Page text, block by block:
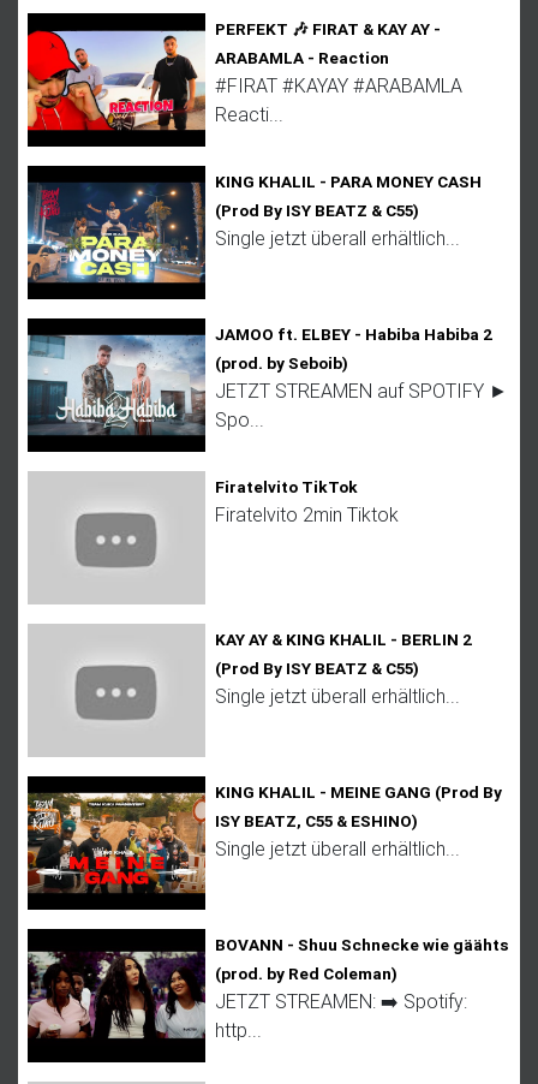
PERFEKT 🎶 FIRAT & KAY AY -
ARABAMLA - Reaction
#FIRAT #KAYAY #ARABAMLA
Reacti...
KING KHALIL - PARA MONEY CASH
(Prod By ISY BEATZ & C55)
Single jetzt überall erhältlich...
JAMOO ft. ELBEY - Habiba Habiba 2
(prod. by Seboib)
JETZT STREAMEN auf SPOTIFY ►
Spo...
Firatelvito TikTok
Firatelvito 2min Tiktok
KAY AY & KING KHALIL - BERLIN 2
(Prod By ISY BEATZ & C55)
Single jetzt überall erhältlich...
KING KHALIL - MEINE GANG (Prod By
ISY BEATZ, C55 & ESHINO)
Single jetzt überall erhältlich...
BOVANN - Shuu Schnecke wie gäähts
(prod. by Red Coleman)
JETZT STREAMEN: ➡️ Spotify:
http...